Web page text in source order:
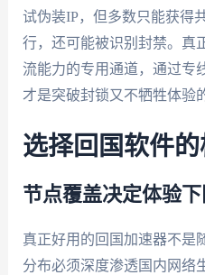
试伪装IP，但多数只能获得
行，还可能被识别封禁。真
流能力的专用通道，通过专
才是突破封锁又不牺牲体验
选择回国软件
节点覆盖决定体验下
真正好用的回国加速器不是
分布必须深度渗透国内网络